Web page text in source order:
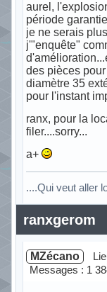
aurel,
période
je ne serais
j'"enquête"
des pièces
diamètre 35
pour l'instant
ranx, pour la
filer....sorry...
a+
....Qui veut aller
Hors ligne
ranxgerom
MZécano
Messages : 1